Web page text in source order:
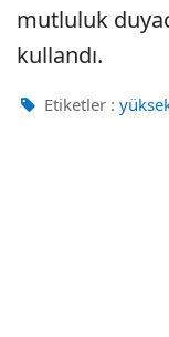
mutluluk
kullandı.
Etiketler :